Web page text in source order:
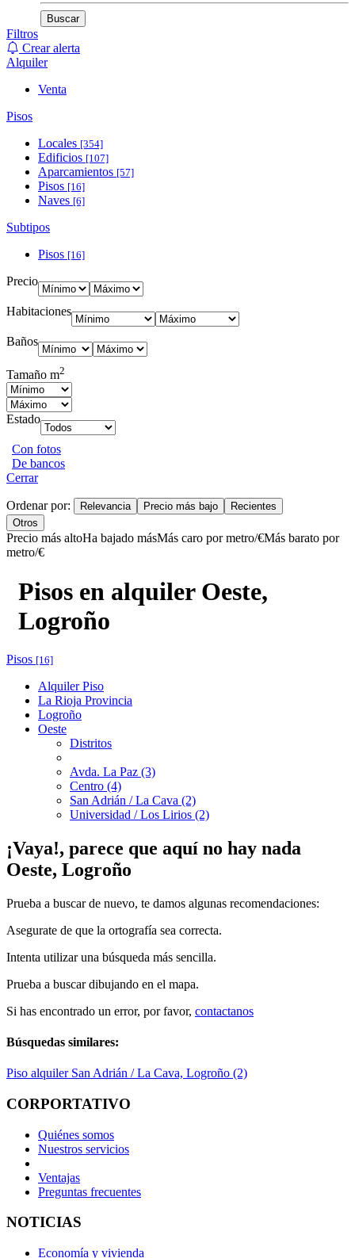
Buscar
Filtros
Crear alerta
Alquiler
Venta
Pisos
Locales [354]
Edificios [107]
Aparcamientos [57]
Pisos [16]
Naves [6]
Subtipos
Pisos [16]
Precio
Habitaciones
Baños
Tamaño m2
Estado
Con fotos
De bancos
Cerrar
Ordenar por: Relevancia Precio más bajo
Recientes
Otros
Precio más altoHa bajado másMás caro por metro/€Más barato por
metro/€
Pisos en alquiler Oeste,
Logroño
Pisos [16]
Alquiler Piso
La Rioja Provincia
Logroño
Oeste
Distritos
Avda. La Paz (3)
Centro (4)
San Adrián / La Cava (2)
Universidad / Los Lirios (2)
¡Vaya!, parece que aquí no hay nada
Oeste, Logroño
Prueba a buscar de nuevo, te damos algunas recomendaciones:
Asegurate de que la ortografía sea correcta.
Intenta utilizar una búsqueda más sencilla.
Prueba a buscar dibujando en el mapa.
Si has encontrado un error, por favor, contactanos
Búsquedas similares:
Piso alquiler San Adrián / La Cava, Logroño (2)
CORPORTATIVO
Quiénes somos
Nuestros servicios
Ventajas
Preguntas frecuentes
NOTICIAS
Economía y vivienda